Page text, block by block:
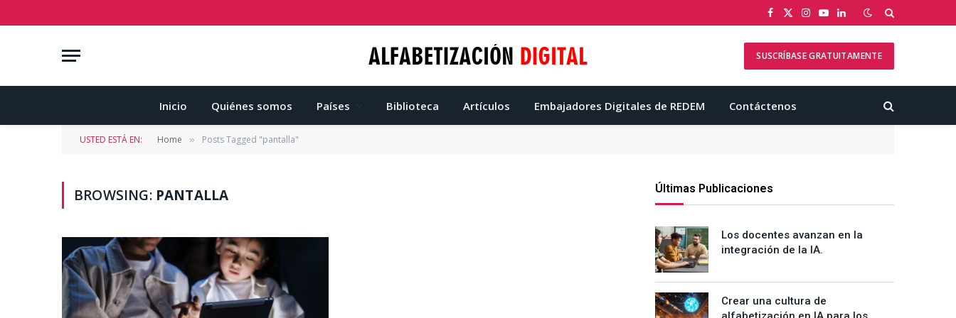
Facebook
X
Instagram
YouTube
LinkedIn
SUSCRÍBASE GRATUITAMENTE
Inicio Quiénes somos Países Biblioteca Artículos Embajadores Digitales de REDEM Contáctenos
USTED ESTÁ EN: Home » Posts Tagged "pantalla"
BROWSING: PANTALLA Últimas Publicaciones
Los docentes avanzan en la
integración de la IA.
Crear una cultura de